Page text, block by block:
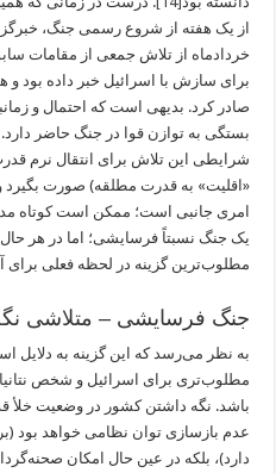
خردادماه از تلاش جمعی از مقامات
برای سازش با اسرائیل خبر داده بود و
صادر کرد. بدیهی است که احتمال و
بستگی به توازن قوا در جنگ حاضر
شرایطی این تلاش برای انتقال نرم
«اقلیت» به قدرت مطلقه) صورت بگیرد
امری جانبی است؛ ممکن است کوتاه
یک جنگ نسبتاً فرسایشی؛ اما در هر
مطلوب‌ترین گزینه در لحظه فعلی برای
جنگ فرسایشی – متلاشی
به نظر می‌رسد که این گزینه به دلایل
مطلوب‌تری برای اسرائیل و شخص
باشد. نگه داشتن کشور در وضعیت خلأ
عدم بازسازی توان نظامی خواهد بود
دارد)، بلکه در عین حال امکان